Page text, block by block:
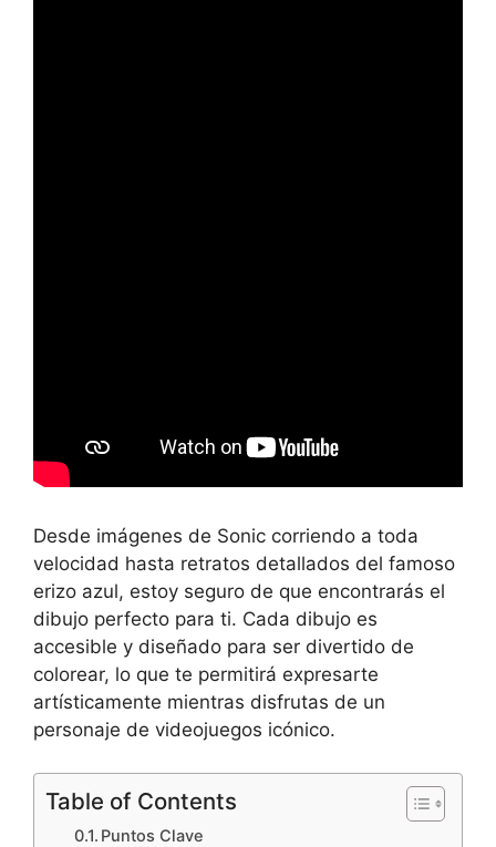
Desde imágenes de Sonic corriendo a toda
velocidad hasta retratos detallados del famoso
erizo azul, estoy seguro de que encontrarás el
dibujo perfecto para ti. Cada dibujo es
accesible y diseñado para ser divertido de
colorear, lo que te permitirá expresarte
artísticamente mientras disfrutas de un
personaje de videojuegos icónico.
Table of Contents
Puntos Clave